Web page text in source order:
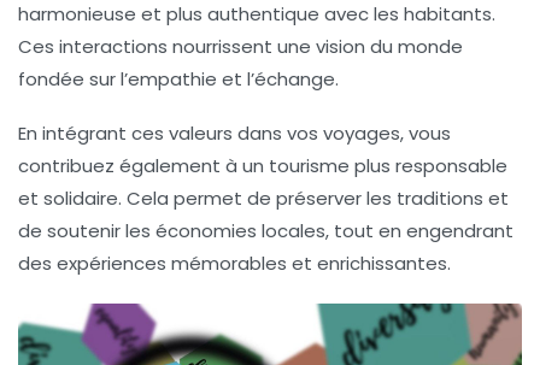
harmonieuse et plus authentique avec les habitants.
Ces interactions nourrissent une vision du monde
fondée sur l’empathie et l’échange.
En intégrant ces valeurs dans vos voyages, vous
contribuez également à un tourisme plus responsable
et solidaire. Cela permet de préserver les traditions et
de soutenir les économies locales, tout en engendrant
des expériences mémorables et enrichissantes.